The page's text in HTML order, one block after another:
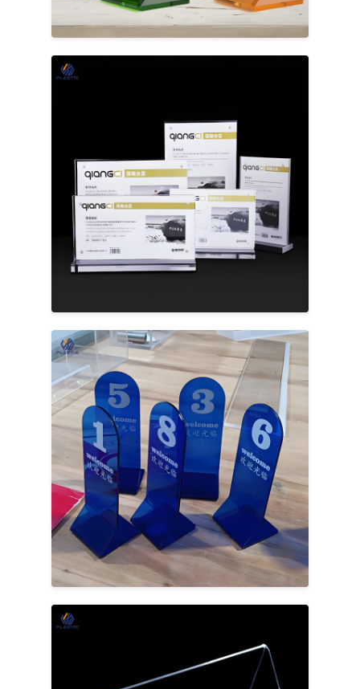
Lembar Akrilik Marmer
Lembar Akrilik Pelangi
Bingkai foto akrilik
Potongan Lembar Akrilik